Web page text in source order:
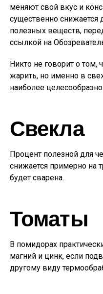
меняют свой вкус и
существенно снижается
полезных веществ,
ссылкой на
Никто не говорит о том,
жарить, но именно в
наиболее целесообразно
Свекла
Процент полезной для
снижается примерно на
будет сварена.
Томаты
В помидорах
магний и цинк, если
другому виду